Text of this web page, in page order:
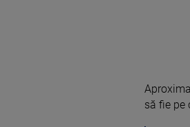
să fie pe